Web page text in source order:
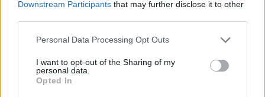
Downstream Participants that may further disclose it to other
Personal Data Processing Opt Outs
I want to opt-out of the Sharing of my
personal data.
Opted In
plataforma que promete una mayor precisión
algorítmica, así como adaptabilidad en tiempo
real y una interfaz completamente impulsada
apuesta por dos elementos diferenciadores con
respecto a sus competidores.